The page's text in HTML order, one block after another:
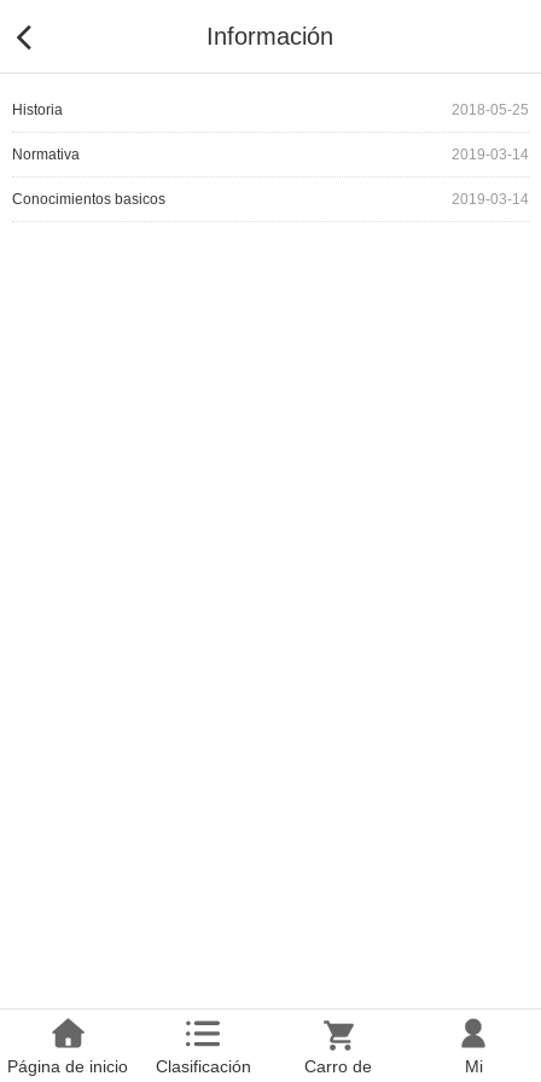
Información
Historia 2018-05-25
Normativa 2019-03-14
Conocimientos basicos 2019-03-14
Página de inicio Clasificación Carro de Mi